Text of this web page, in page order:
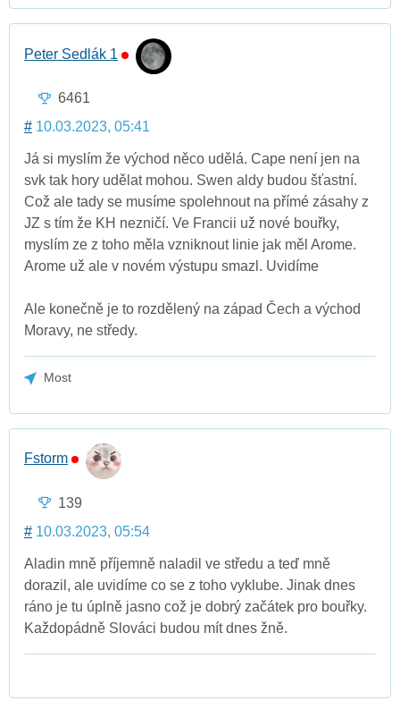
Peter Sedlák 1
6461
# 10.03.2023, 05:41
Já si myslím že východ něco udělá. Cape není jen na
svk tak hory udělat mohou. Swen aldy budou šťastní.
Což ale tady se musíme spolehnout na přímé zásahy z
JZ s tím že KH nezničí. Ve Francii už nové bouřky,
myslím ze z toho měla vzniknout linie jak měl Arome.
Arome už ale v novém výstupu smazl. Uvidíme
Ale konečně je to rozdělený na západ Čech a východ
Moravy, ne středy.
Most
Fstorm
139
# 10.03.2023, 05:54
Aladin mně příjemně naladil ve středu a teď mně
dorazil, ale uvidíme co se z toho vyklube. Jinak dnes
ráno je tu úplně jasno což je dobrý začátek pro bouřky.
Každopádně Slováci budou mít dnes žně.